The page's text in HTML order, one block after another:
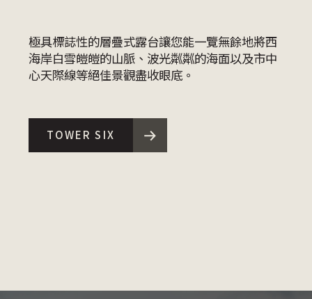
極具標誌性的層疊式露台讓您能一覽無餘地將西
海岸白雪皚皚的山脈、波光粼粼的海面以及市中
心天際線等絕佳景觀盡收眼底。
TOWER SIX